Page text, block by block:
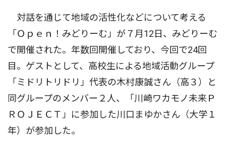
対話を通じて地域の活性化などについて考える
「Ｏｐｅｎ！みどりーむ」が７月12日、みどりーむ
で開催された。年数回開催しており、今回で24回
目。ゲストとして、高校生による地域活動グループ
「ミドリトリドリ」代表の木村康誠さん（高３）と
同グループのメンバー２人、「川崎ワカモノ未来Ｐ
ＲＯＪＥＣＴ」に参加した川口まゆかさん（大学１
年）が参加した。